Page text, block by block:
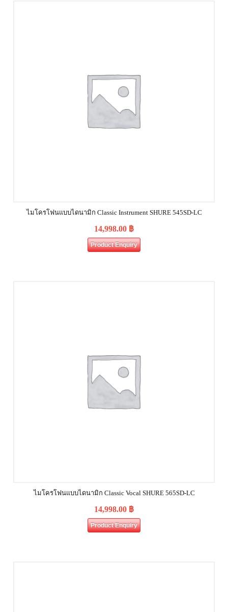
ไมโครโฟนแบบไดนามิก Classic Instrument SHURE 545SD-LC
14,998.00 ฿
Product Enquiry
ไมโครโฟนแบบไดนามิก Classic Vocal SHURE 565SD-LC
14,998.00 ฿
Product Enquiry